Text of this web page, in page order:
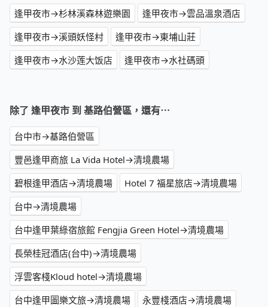
逢甲夜市→杉林溪森林遊樂園
逢甲夜市→雲品溫泉酒店
逢甲夜市→溪頭妖怪村
逢甲夜市→東埔山莊
逢甲夜市→水沙莲大饭店
逢甲夜市→水社碼頭
除了 逢甲夜市 到 基路伯營區，還有⋯
台中市→基路伯營區
豐邑逢甲商旅 La Vida Hotel→清境農場
碧根逢甲酒店→清境農場
Hotel 7 福星旅店→清境農場
台中→清境農場
台中逢甲葉綠宿旅館 Fengjia Green Hotel→清境農場
長榮桂冠酒店(台中)→清境農場
浮雲客棧Kloud hotel→清境農場
台中逢甲圖樂文旅→清境農場
永豐棧酒店→清境農場